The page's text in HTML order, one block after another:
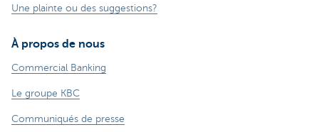
Une plainte ou des suggestions?
À propos de nous
Commercial Banking
Le groupe KBC
Communiqués de presse